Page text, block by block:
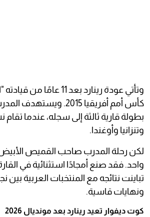
وتأتي عودة رينارد بعد 11
كأس أمم أفريقيا 2015.
وتنزانيا وأوغندا.
لكن رحلة المدرب صاحب القميص
واحد. فقد صنع أمجادًا استثنائية في القارة
تباينت نتائجه مع المنتخبات العربية بين
ونهايات قاسية.
كوت ديفوار تعيد رينارد بعد مونديال 2026